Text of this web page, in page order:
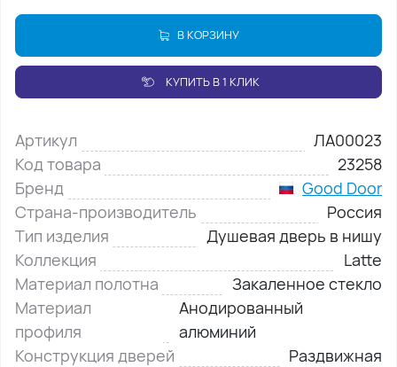
В КОРЗИНУ
КУПИТЬ В 1 КЛИК
Артикул
ЛА00023
Код товара
23258
Бренд
Good Door
Страна-производитель
Россия
Тип изделия
Душевая дверь в нишу
Коллекция
Latte
Материал полотна
Закаленное стекло
Материал
профиля
Анодированный
алюминий
Конструкция дверей
Раздвижная